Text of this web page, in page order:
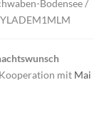
Bodensee /
mit Mai